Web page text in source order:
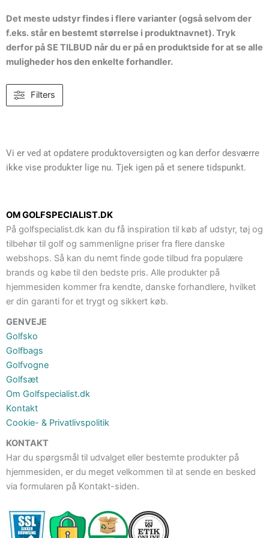
Det meste udstyr findes i flere varianter (også selvom der
f.eks. står en bestemt størrelse i produktnavnet). Tryk
derfor på SE TILBUD når du er på en produktside for at se alle
muligheder hos den enkelte forhandler.
Filters
Vi er ved at opdatere produktoversigten og kan derfor desværre
ikke vise produkter lige nu. Tjek igen på et senere tidspunkt.
OM GOLFSPECIALIST.DK
På golfspecialist.dk kan du få inspiration til køb af udstyr, tøj og
tilbehør til golf og sammenligne priser fra flere danske
webshops. Så kan du nemt finde gode tilbud fra populære
brands og købe til den bedste pris. Alle produkter på
hjemmesiden kommer fra kendte, danske forhandlere, hvilket
er din garanti for et trygt og sikkert køb.
GENVEJE
Golfsko
Golfbags
Golfvogne
Golfsæt
Om Golfspecialist.dk
Kontakt
Cookie- & Privatlivspolitik
KONTAKT
Har du spørgsmål til udvalget eller bestemte produkter på
hjemmesiden, er du meget velkommen til at sende en besked
via formularen på Kontakt-siden.